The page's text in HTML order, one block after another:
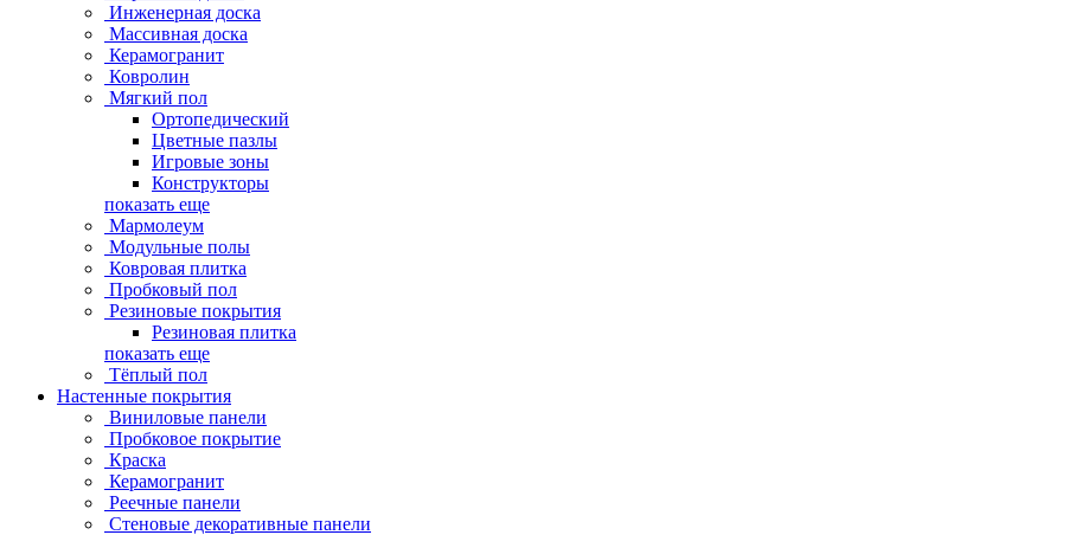
Инженерная доска
Массивная доска
Керамогранит
Ковролин
Мягкий пол
Ортопедический
Цветные пазлы
Игровые зоны
Конструкторы
показать еще
Мармолеум
Модульные полы
Ковровая плитка
Пробковый пол
Резиновые покрытия
Резиновая плитка
показать еще
Тёплый пол
Настенные покрытия
Виниловые панели
Пробковое покрытие
Краска
Керамогранит
Реечные панели
Стеновые декоративные панели